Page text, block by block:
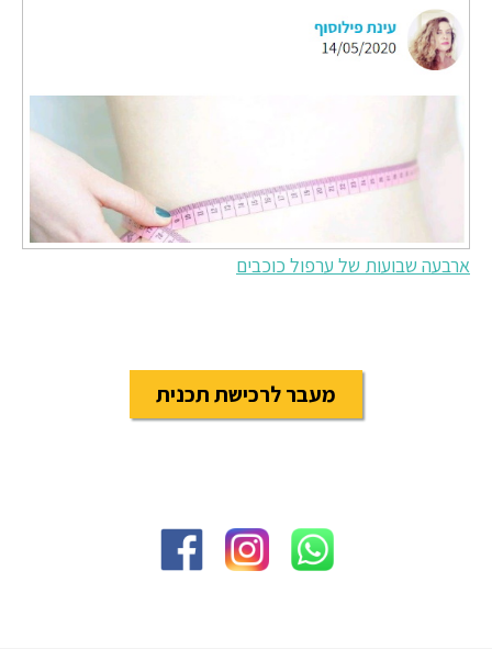
ארבעה שבועות של ערפול כוכבים
מעבר לרכישת תכנית